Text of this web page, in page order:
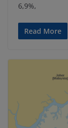
6,9%,
Read More